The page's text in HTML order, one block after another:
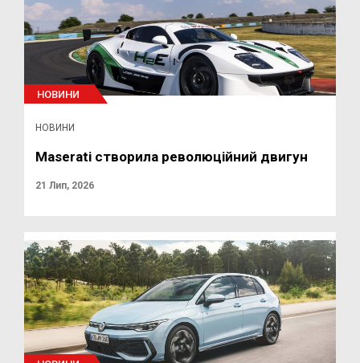
НОВИНИ
НОВИНИ
Maserati створила революційний двигун
21 Лип, 2026